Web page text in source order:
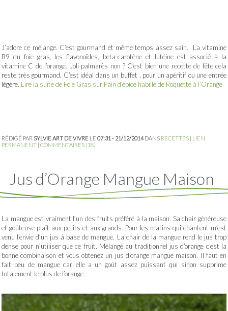
J’adore ce mélange. C’est gourmand et même temps assez sain. La vitamine
B9 du foie gras, les flavonoïdes, beta-carotène et lutéine est associé à la
vitamine C de l’orange. Joli palmarès non ? C’est bien une recette de fête cela
reste très gourmand. C’est idéal dans un buffet , pour un apéritif ou une entrée
légère. Lire la suite de Foie Gras sur Pain d’épice habillé de Roquette à l’Orange
RÉDIGÉ PAR SYLVIE ART DE VIVRE LE 07:31 - 21/12/2014DANS RECETTES
LIEN
PERMANENT COMMENTAIRES (18)
Jus d’Orange Mangue Maison
La mangue est vraiment l’un des fruits préféré à la maison. Sa chair généreuse
et goûteuse plaît aux petits et aux grands. Pour les matins qui chantent m’est
venu l’envie d’un jus à base de mangue. La chair de la mangue rend le jus trop
dense pour n’utiliser que ce fruit. Mélangé au traditionnel jus d’orange c’est la
bonne combinaison et vous obtenez un jus d’orange mangue maison. Il faut en
fait peu de mangue car elle a un goût assez puissant qui sinon supprime
totalement le plus de l’orange.